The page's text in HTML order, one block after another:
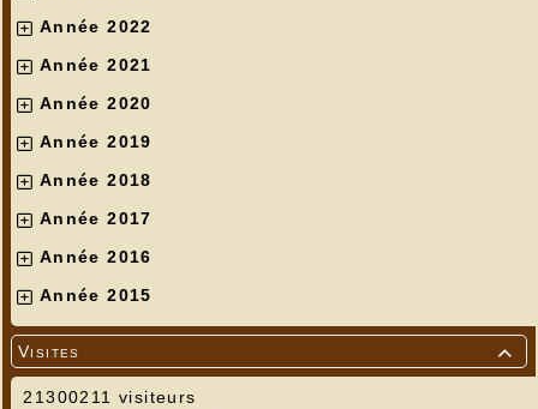
Année 2022
Année 2021
Année 2020
Année 2019
Année 2018
Année 2017
Année 2016
Année 2015

Visites
21300211 visiteurs